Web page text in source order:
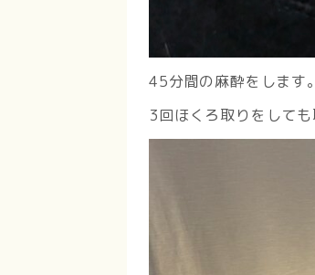
45分間の麻酔をします
3回ほくろ取りをして